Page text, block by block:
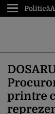
Politică
printre